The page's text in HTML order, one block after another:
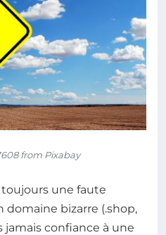
from Pixabay
une faute
domaine bizarre (.shop,
jamais confiance à une